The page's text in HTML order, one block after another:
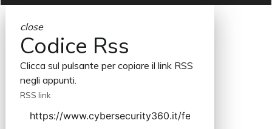
close
Codice Rss
Clicca sul pulsante per copiare il link RSS
negli appunti.
RSS link